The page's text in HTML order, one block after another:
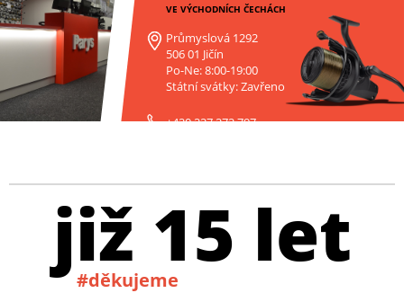
VE VÝCHODNÍCH ČECHÁCH
Průmyslová 1292
506 01 Jičín
Po-Ne: 8:00-19:00
Státní svátky: Zavřeno
+420 227 272 797
již 15 let
#děkujeme